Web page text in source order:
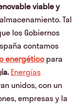
viable y
Tal
los Gobiernos
contamos
energético para
Energías
unidos, con un
empresas y la